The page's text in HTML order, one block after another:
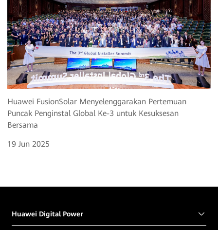
Huawei FusionSolar Menyelenggarakan Pertemuan
Puncak Penginstal Global Ke-3 untuk Kesuksesan
Bersama
19 Jun 2025
Huawei Digital Power